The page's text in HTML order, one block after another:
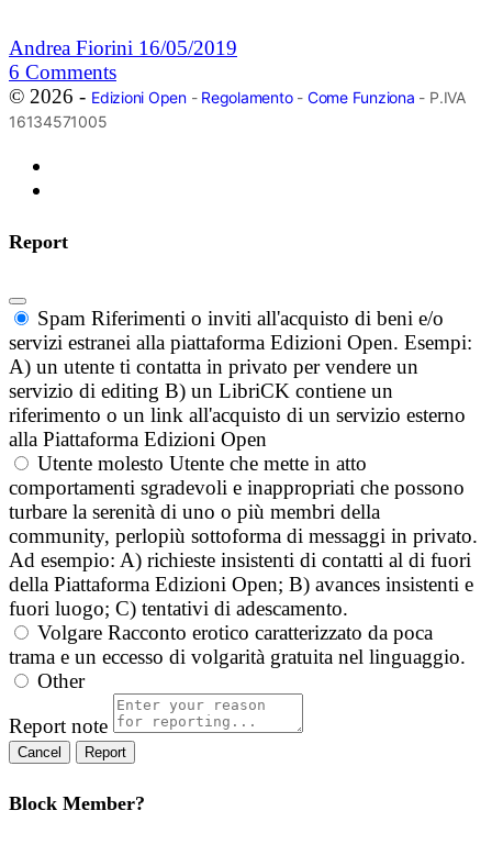
Andrea Fiorini 16/05/2019
6 Comments
© 2026 - Edizioni Open- Regolamento- Come Funziona - P.IVA
16134571005
Report
Spam Riferimenti o inviti all'acquisto di beni e/o
servizi estranei alla piattaforma Edizioni Open. Esempi:
A) un utente ti contatta in privato per vendere un
servizio di editing B) un LibriCK contiene un
riferimento o un link all'acquisto di un servizio esterno
alla Piattaforma Edizioni Open
Utente molesto Utente che mette in atto
comportamenti sgradevoli e inappropriati che possono
turbare la serenità di uno o più membri della
community, perlopiù sottoforma di messaggi in privato.
Ad esempio: A) richieste insistenti di contatti al di fuori
della Piattaforma Edizioni Open; B) avances insistenti e
fuori luogo; C) tentativi di adescamento.
Volgare Racconto erotico caratterizzato da poca
trama e un eccesso di volgarità gratuita nel linguaggio.
Other
Report note
Report
Block Member?